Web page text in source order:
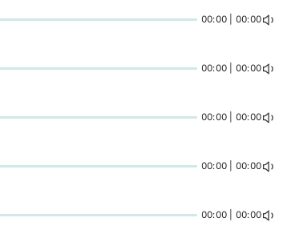
00:00 | 00:00
00:00 | 00:00
00:00 | 00:00
00:00 | 00:00
00:00 | 00:00